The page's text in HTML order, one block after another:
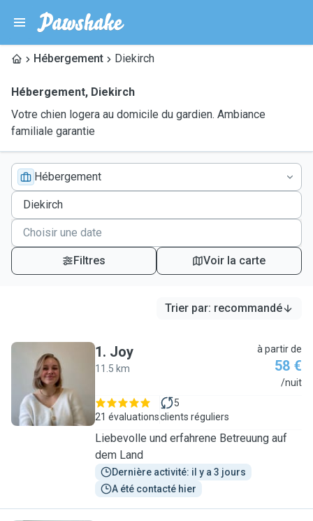
Hébergement Diekirch
Hébergement, Diekirch
Votre chien logera au domicile du gardien. Ambiance
familiale garantie
Hébergement
Filtres Voir la carte
Trier par: recommandé
J
1. Joy
11.5 km
à partir de
58 €
/nuit
21 évaluations
5
clients réguliers
Liebevolle und erfahrene Betreuung auf
dem Land
Dernière activité: il y a 3 jours
A été contacté hier